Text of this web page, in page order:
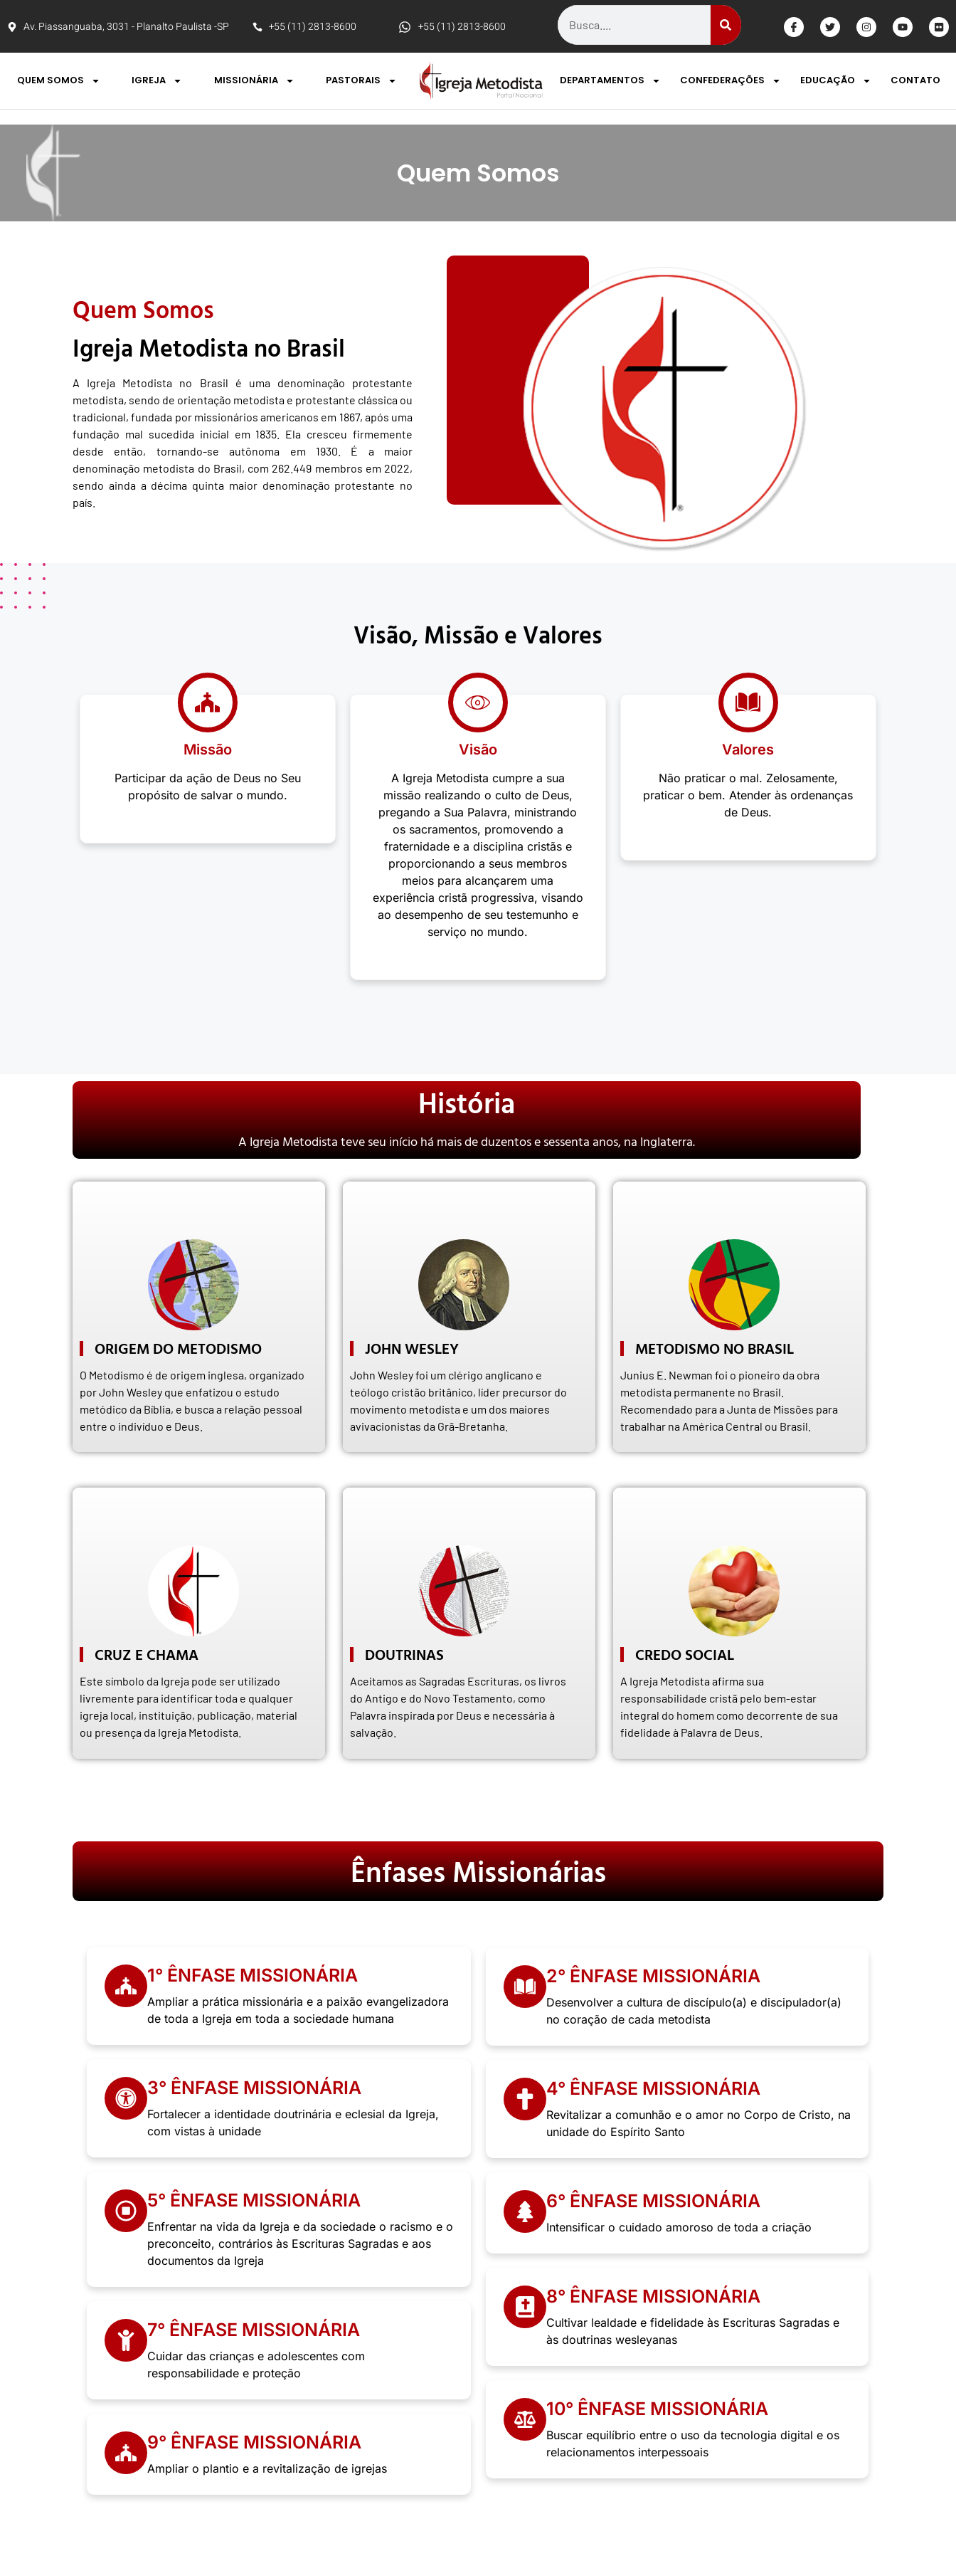
Av. Piassanguaba, 3031 - Planalto Paulista -SP +55 (11) 2813-8600 +55 (11) 2813-8600
QUEM SOMOS IGREJA MISSIONÁRIA PASTORAIS DEPARTAMENTOS CONFEDERAÇÕES EDUCAÇÃO CONTATO
Quem Somos
Quem Somos
Igreja Metodista no Brasil
A Igreja Metodista no Brasil é uma denominação protestante
metodista, sendo de orientação metodista e protestante clássica ou
tradicional, fundada por missionários americanos em 1867, após uma
fundação mal sucedida inicial em 1835. Ela cresceu firmemente
desde então, tornando-se autônoma em 1930. É a maior
denominação metodista do Brasil, com 262.449 membros em 2022,
sendo ainda a décima quinta maior denominação protestante no
país.
Visão, Missão e Valores
Missão
Participar da ação de Deus no Seu
propósito de salvar o mundo.
Visão
A Igreja Metodista cumpre a sua
missão realizando o culto de Deus,
pregando a Sua Palavra, ministrando
os sacramentos, promovendo a
fraternidade e a disciplina cristãs e
proporcionando a seus membros
meios para alcançarem uma
experiência cristã progressiva, visando
ao desempenho de seu testemunho e
serviço no mundo.
Valores
Não praticar o mal. Zelosamente,
praticar o bem. Atender às ordenanças
de Deus.
História
A Igreja Metodista teve seu início há mais de duzentos e sessenta anos, na Inglaterra.
ORIGEM DO METODISMO
O Metodismo é de origem inglesa, organizado
por John Wesley que enfatizou o estudo
metódico da Bíblia, e busca a relação pessoal
entre o indivíduo e Deus.
JOHN WESLEY
John Wesley foi um clérigo anglicano e
teólogo cristão britânico, líder precursor do
movimento metodista e um dos maiores
avivacionistas da Grã-Bretanha.
METODISMO NO BRASIL
Junius E. Newman foi o pioneiro da obra
metodista permanente no Brasil.
Recomendado para a Junta de Missões para
trabalhar na América Central ou Brasil.
CRUZ E CHAMA
Este símbolo da Igreja pode ser utilizado
livremente para identificar toda e qualquer
igreja local, instituição, publicação, material
ou presença da Igreja Metodista.
DOUTRINAS
Aceitamos as Sagradas Escrituras, os livros
do Antigo e do Novo Testamento, como
Palavra inspirada por Deus e necessária à
salvação.
CREDO SOCIAL
A Igreja Metodista afirma sua
responsabilidade cristã pelo bem-estar
integral do homem como decorrente de sua
fidelidade à Palavra de Deus.
Ênfases Missionárias
1° ÊNFASE MISSIONÁRIA
Ampliar a prática missionária e a paixão evangelizadora
de toda a Igreja em toda a sociedade humana
3° ÊNFASE MISSIONÁRIA
Fortalecer a identidade doutrinária e eclesial da Igreja,
com vistas à unidade
5° ÊNFASE MISSIONÁRIA
Enfrentar na vida da Igreja e da sociedade o racismo e o
preconceito, contrários às Escrituras Sagradas e aos
documentos da Igreja
7° ÊNFASE MISSIONÁRIA
Cuidar das crianças e adolescentes com
responsabilidade e proteção
9° ÊNFASE MISSIONÁRIA
Ampliar o plantio e a revitalização de igrejas
2° ÊNFASE MISSIONÁRIA
Desenvolver a cultura de discípulo(a) e discipulador(a)
no coração de cada metodista
4° ÊNFASE MISSIONÁRIA
Revitalizar a comunhão e o amor no Corpo de Cristo, na
unidade do Espírito Santo
6° ÊNFASE MISSIONÁRIA
Intensificar o cuidado amoroso de toda a criação
8° ÊNFASE MISSIONÁRIA
Cultivar lealdade e fidelidade às Escrituras Sagradas e
às doutrinas wesleyanas
10° ÊNFASE MISSIONÁRIA
Buscar equilíbrio entre o uso da tecnologia digital e os
relacionamentos interpessoais